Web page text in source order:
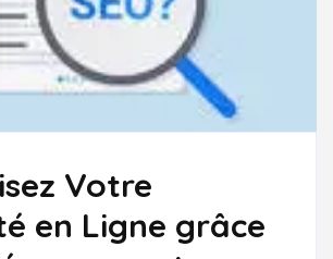
Votre
en Ligne grâce